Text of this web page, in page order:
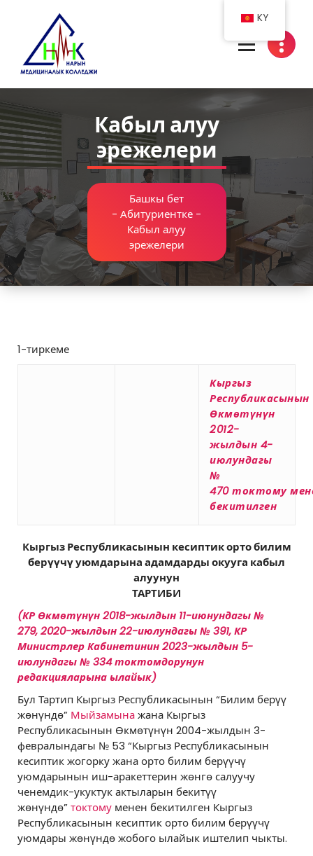
content
Кабыл алуу
эрежелери
Башкы бет
- Абитуриентке -
Кабыл алуу
эрежелери
1-тиркеме
Кыргыз
Республикасынын
Өкмөтүнүн
2012-
жылдын 4-
июлундагы
№
470токтому
бекитилген
Кыргыз Республикасынын кесиптик орто билим
берүүчүуюмдарына адамдарды окууга кабыл
алуунун
ТАРТИБИ
(КР Өкмөтүнүн2018-жылдын 11-июнундагы №
279, 2020-жылдын 22-июлундагы № 391, КР
Министрлер Кабинетинин2023-жылдын 5-
июлундагы № 334токтомдорунун
редакцияларына ылайык)
Бул Тартип Кыргыз Республикасынын “Билим берүү
жөнүндө” Мыйзамынажана Кыргыз
Республикасынын Өкмөтүнүн 2004-жылдын 3-
февралындагы № 53 “Кыргыз Республикасынын
кесиптик жогорку жана орто билим берүүчү
уюмдарынын иш-аракеттерин жөнгө салуучу
ченемдик-укуктук актыларын бекитүү
жөнүндө” токтому менен бекитилген Кыргыз
Республикасынын кесиптик орто билим берүүчү
уюмдары жөнүндө жобого ылайык иштелип чыкты.
KY